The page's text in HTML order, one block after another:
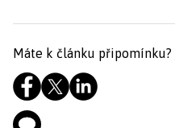
Máte k článku připomínku?